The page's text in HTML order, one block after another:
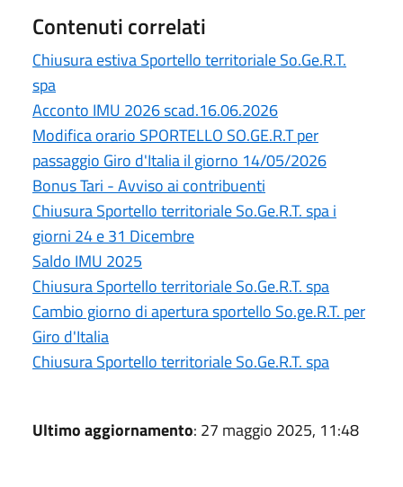
Contenuti correlati
Chiusura estiva Sportello territoriale So.Ge.R.T.
spa
Acconto IMU 2026 scad.16.06.2026
Modifica orario SPORTELLO SO.GE.R.T per
passaggio Giro d'Italia il giorno 14/05/2026
Bonus Tari - Avviso ai contribuenti
Chiusura Sportello territoriale So.Ge.R.T. spa i
giorni 24 e 31 Dicembre
Saldo IMU 2025
Chiusura Sportello territoriale So.Ge.R.T. spa
Cambio giorno di apertura sportello So.ge.R.T. per
Giro d'Italia
Chiusura Sportello territoriale So.Ge.R.T. spa
Ultimo aggiornamento: 27 maggio 2025, 11:48